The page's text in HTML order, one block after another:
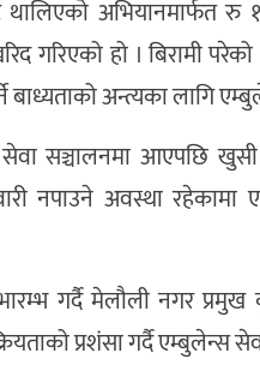
अभियानमार्फत
गरिएको हो । बिरामी
बाध्यताको अन्त्यका लागि
सञ्चालनमा आएपछि
नपाउने अवस्था
गर्दै मेलौली नगर
प्रशंसा गर्दै एम्बुलेन्स